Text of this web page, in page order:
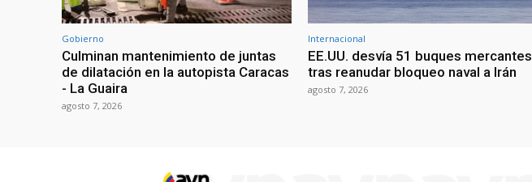
Gobierno
Culminan mantenimiento de juntas
de dilatación en la autopista Caracas
- La Guaira
agosto 7, 2026
Internacional
EE.UU. desvía 51 buques mercantes
tras reanudar bloqueo naval a Irán
agosto 7, 2026